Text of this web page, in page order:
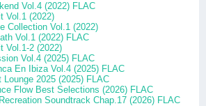
Vol.4 (2022) FLAC
Vol.1 (2022)
Collection Vol.1 (2022)
Vol.1 (2022) FLAC
Vol.1-2 (2022)
Vol.4 (2025) FLAC
En Ibiza Vol.4 (2025) FLAC
Lounge 2025 (2025) FLAC
Flow Best Selections (2026) FLAC
Soundtrack Chap.17 (2026) FLAC